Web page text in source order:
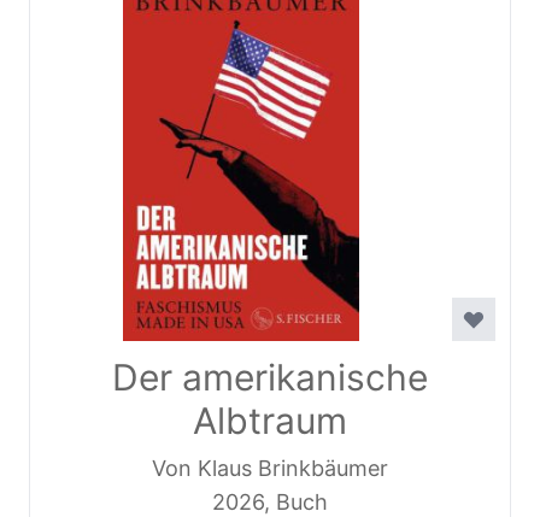
Der amerikanische
Albtraum
Von Klaus Brinkbäumer
2026, Buch